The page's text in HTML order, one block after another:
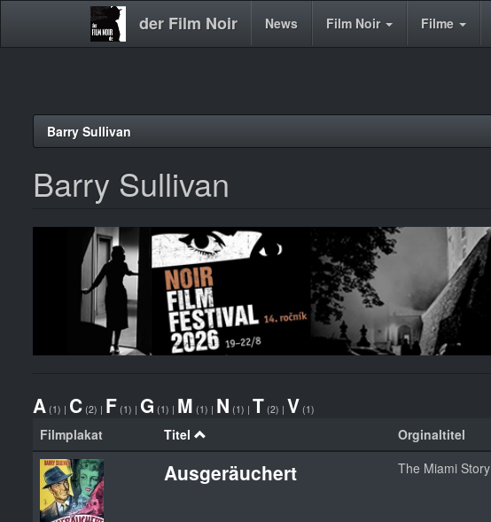
der Film Noir
Main News Film Noir Filme
Barry Sullivan
Barry Sullivan
A (1) | C (2) | F (1) | G (1) | M (1) | N (1) | T (2) | V (1)
Filmplakat Titel Orginaltitel
Ausgeräuchert The Miami Story